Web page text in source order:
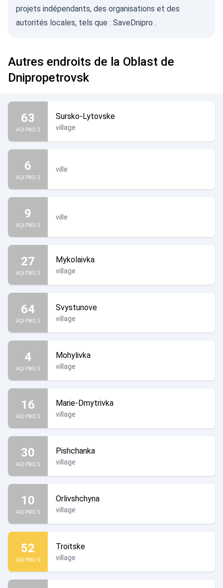
projets indépendants, des organisations et des
autorités locales, tels que : SaveDnipro .
Autres endroits de la Oblast de
Dnipropetrovsk
63
AQI PM2.5
Sursko-Lytovske
village
6
AQI PM2.5
ville
9
AQI PM2.5
ville
27
AQI PM2.5
Mykolaivka
village
64
AQI PM2.5
Svystunove
village
4
AQI PM2.5
Mohylivka
village
16
AQI PM2.5
Marie-Dmytrivka
village
30
AQI PM2.5
Pishchanka
village
10
AQI PM2.5
Orlivshchyna
village
52
AQI PM2.5
Troitske
village